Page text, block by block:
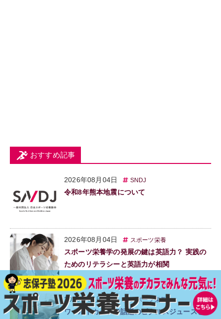
おすすめ記事
2026年08月04日 SNDJ
令和8年熊本地震について
2026年08月04日 スポーツ栄養
スポーツ栄養学の発展の鍵は英語力？ 実践の
ためのリテラシーと英語力が相関
2026年07月19日 スポーツ栄養
ワールドカップで話題のピクルスジュースと